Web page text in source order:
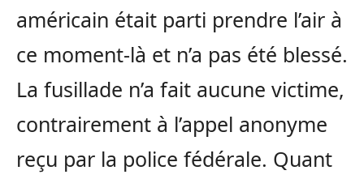
américain était parti prendre l’air à
ce moment-là et n’a pas été blessé.
La fusillade n’a fait aucune victime,
contrairement à l’appel anonyme
reçu par la police fédérale. Quant